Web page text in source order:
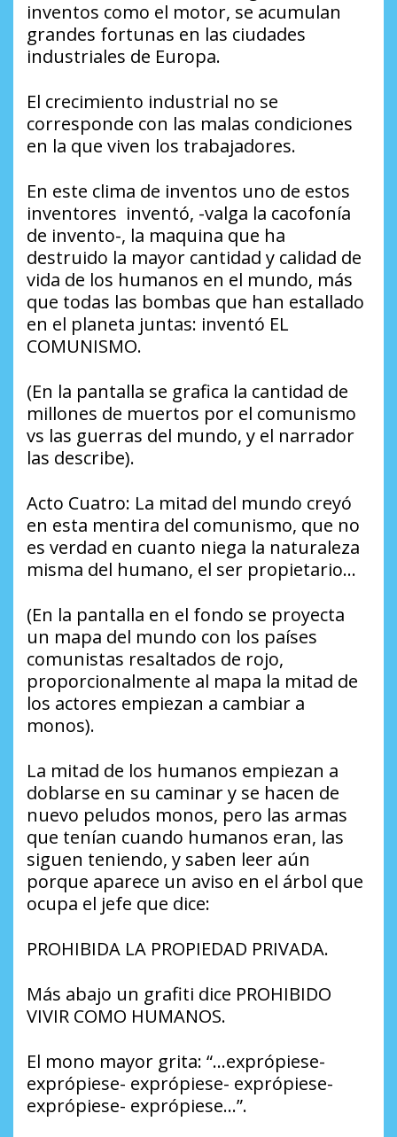
inventos como el motor, se acumulan
grandes fortunas en las ciudades
industriales de Europa.
El crecimiento industrial no se
corresponde con las malas condiciones
en la que viven los trabajadores.
En este clima de inventos uno de estos
inventores inventó, -valga la cacofonía
de invento-, la maquina que ha
destruido la mayor cantidad y calidad de
vida de los humanos en el mundo, más
que todas las bombas que han estallado
en el planeta juntas: inventó EL
COMUNISMO.
(En la pantalla se grafica la cantidad de
millones de muertos por el comunismo
vs las guerras del mundo, y el narrador
las describe).
Acto Cuatro: La mitad del mundo creyó
en esta mentira del comunismo, que no
es verdad en cuanto niega la naturaleza
misma del humano, el ser propietario…
(En la pantalla en el fondo se proyecta
un mapa del mundo con los países
comunistas resaltados de rojo,
proporcionalmente al mapa la mitad de
los actores empiezan a cambiar a
monos).
La mitad de los humanos empiezan a
doblarse en su caminar y se hacen de
nuevo peludos monos, pero las armas
que tenían cuando humanos eran, las
siguen teniendo, y saben leer aún
porque aparece un aviso en el árbol que
ocupa el jefe que dice:
PROHIBIDA LA PROPIEDAD PRIVADA.
Más abajo un grafiti dice PROHIBIDO
VIVIR COMO HUMANOS.
El mono mayor grita: “…exprópiese-
exprópiese- exprópiese- exprópiese-
exprópiese- exprópiese…”.